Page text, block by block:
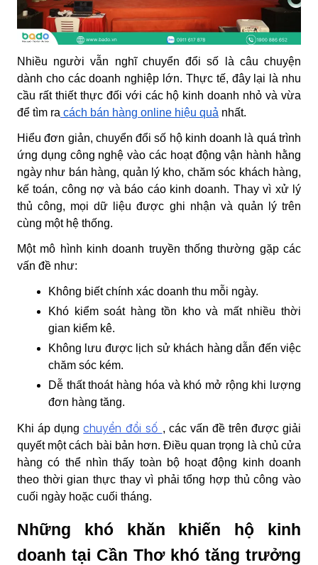
Nhiều người vẫn nghĩ chuyển đổi số là câu chuyện
dành cho các doanh nghiệp lớn. Thực tế, đây lại là nhu
cầu rất thiết thực đối với các hộ kinh doanh nhỏ và vừa
để tìm ra cách bán hàng online hiệu quả nhất.
Hiểu đơn giản, chuyển đổi số hộ kinh doanh là quá trình
ứng dụng công nghệ vào các hoạt động vận hành hằng
ngày như bán hàng, quản lý kho, chăm sóc khách hàng,
kế toán, công nợ và báo cáo kinh doanh. Thay vì xử lý
thủ công, mọi dữ liệu được ghi nhận và quản lý trên
cùng một hệ thống.
Một mô hình kinh doanh truyền thống thường gặp các
vấn đề như:
Không biết chính xác doanh thu mỗi ngày.
Khó kiểm soát hàng tồn kho và mất nhiều thời
gian kiểm kê.
Không lưu được lịch sử khách hàng dẫn đến việc
chăm sóc kém.
Dễ thất thoát hàng hóa và khó mở rộng khi lượng
đơn hàng tăng.
Khi áp dụng chuyển đổi số , các vấn đề trên được giải
quyết một cách bài bản hơn. Điều quan trọng là chủ cửa
hàng có thể nhìn thấy toàn bộ hoạt động kinh doanh
theo thời gian thực thay vì phải tổng hợp thủ công vào
cuối ngày hoặc cuối tháng.
Những khó khăn khiến hộ kinh
doanh tại Cần Thơ khó tăng trưởng